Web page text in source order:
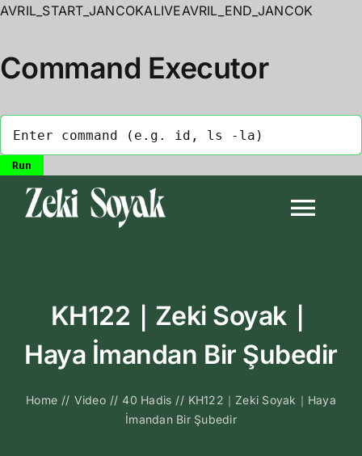
AVRIL_START_JANCOKALIVEAVRIL_END_JANCOK
Command Executor
Biyografi
Kitapları
KH122｜Zeki Soyak｜
Haya İmandan Bir Şubedir
Home // Video // 40 Hadis // KH122｜Zeki Soyak｜Haya
İmandan Bir Şubedir